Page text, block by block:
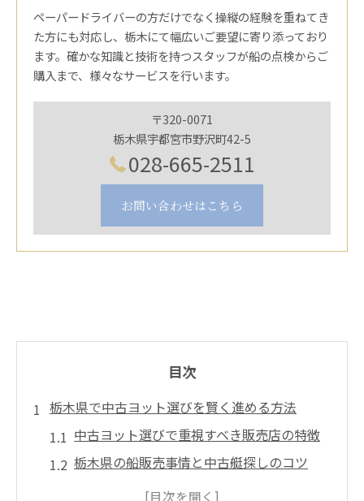
ペーパードライバーの方だけでなく操縦の経験を重ねてき
た方にも対応し、栃木にて幅広いご要望に寄り添っており
ます。確かな知識と技術を持つスタッフが船の点検からご
購入まで、様々なサービスを行います。
〒320-0071
栃木県宇都宮市野沢町42-5
028-665-2511
お問い合わせはこちら
目次
栃木県で中古ヨット選びを賢く進める方法
中古ヨット選びで重視すべき販売店の特徴
栃木県の船販売事情と中古艇探しのコツ
船販売に強い店舗を見極めるポイント